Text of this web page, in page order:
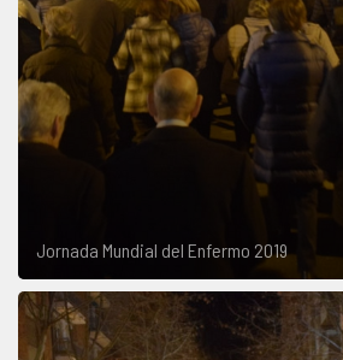
Jornada Mundial del Enfermo 2019